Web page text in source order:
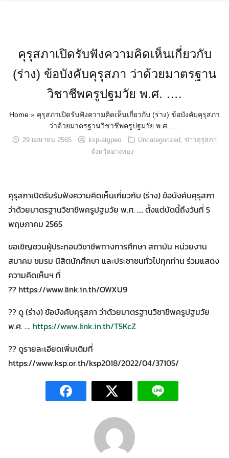
for:
คุรุสภาเปิดรับฟังความคิดเห็นเกี่ยวกับ
(ร่าง) ข้อบังคับคุรุสภา ว่าด้วยมาตรฐาน
วิชาชีพครูปฐมวัย พ.ศ. ….
Home » คุรุสภาเปิดรับฟังความคิดเห็นเกี่ยวกับ (ร่าง) ข้อบังคับคุรุสภา
ว่าด้วยมาตรฐานวิชาชีพครูปฐมวัย พ.ศ. ….
29 เมษายน 2565 ksp-atgpeo Uncategorized, ข่าวคุรุสภา
จังหวัดอ่างทอง
คุรุสภาเปิดรับรับฟังความคิดเห็นเกี่ยวกับ (ร่าง) ข้อบังคับคุรุสภา
ว่าด้วยมาตรฐานวิชาชีพครูปฐมวัย พ.ศ. …. ตั้งแต่บัดนี้ถึงวันที่ 5
พฤษภาคม 2565
ขอเชิญชวนผู้ประกอบวิชาชีพทางการศึกษา สถาบัน หน่วยงาน
สมาคม ชมรม นิสิตนักศึกษา และประชาชนทั่วไปทุกท่าน ร่วมแสดง
ความคิดเห็นฯ ที่
?? https://www.link.in.th/OWXU9
?? ดู (ร่าง) ข้อบังคับคุรุสภา ว่าด้วยมาตรฐานวิชาชีพครูปฐมวัย
พ.ศ. …. https://www.link.in.th/T5KcZ
?? ดูรายละเอียดเพิ่มเติมที่
https://www.ksp.or.th/ksp2018/2022/04/37105/